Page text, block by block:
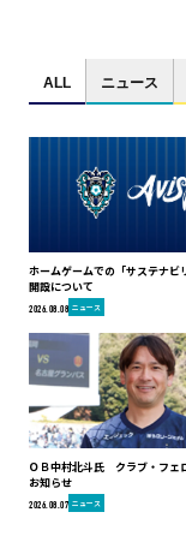
ALL ニュース
ホームゲームでの「サステナビ
開設について
2026.08.08 ニュース
ＯＢ中村北斗氏 クラブ・フェ
お知らせ
2026.08.07 ニュース